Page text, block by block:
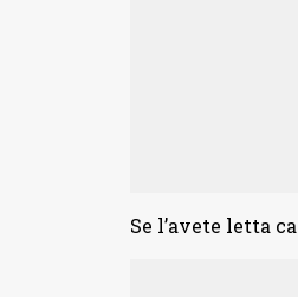
Se l’avete letta